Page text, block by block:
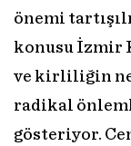
önemi
konusu İzmir
ve kirliliğin
radikal
gösteriyor.